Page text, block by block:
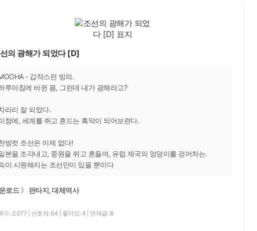
의 광해가 되었다 [D]
- 갑작스런 빙의.
루아침에 바뀐 몸, 그런데 내가 광해라고?
라리 잘 되었다.
참에, 세계를 쥐고 흔드는 흑막이 되어보련다.
방컷 조선은 이제 없다!
본을 조각내고, 중원을 쥐고 흔들며, 유럽 제국의 엉덩이를 걷어차는.
이 시원해지는 조선만이 있을 뿐이다
로드 〉 판타지, 대체역사
수: 2,077 선호작: 64 좋아요: 4 연재글: 8